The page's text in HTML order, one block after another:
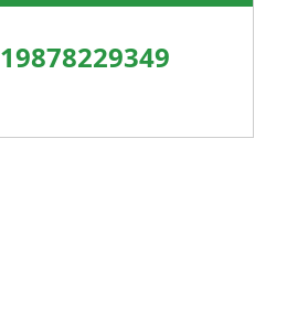
19878229349